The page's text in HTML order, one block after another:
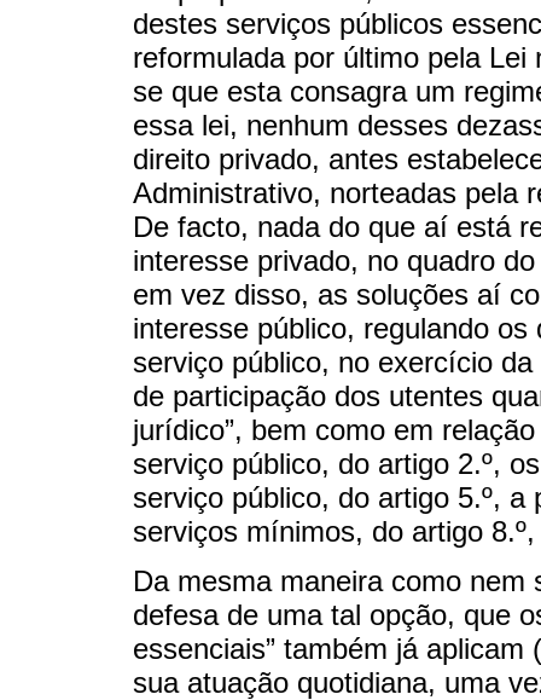
destes serviços públicos
reformulada por último pela Lei
se que esta consagra um
essa lei, nenhum desses
direito privado, antes
Administrativo, norteadas pela
De facto, nada do que aí está
interesse privado, no quadro
em vez disso, as soluções aí
interesse público, regulando
serviço público, no exercício
de participação dos utentes
jurídico”, bem como em
serviço público, do artigo 2.º,
serviço público, do artigo 5.º,
serviços mínimos, do artigo
Da mesma maneira como nem
defesa de uma tal opção, que
essenciais” também já
sua atuação quotidiana, uma